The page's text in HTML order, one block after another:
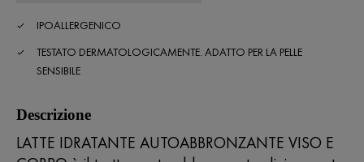
pagina.IPOALLERGENICO
TESTATO DERMATOLOGICAMENTE. ADATTO PER LA PELLE
SENSIBILE
Descrizione
LATTE IDRATANTE AUTOABBRONZANTE VISO E